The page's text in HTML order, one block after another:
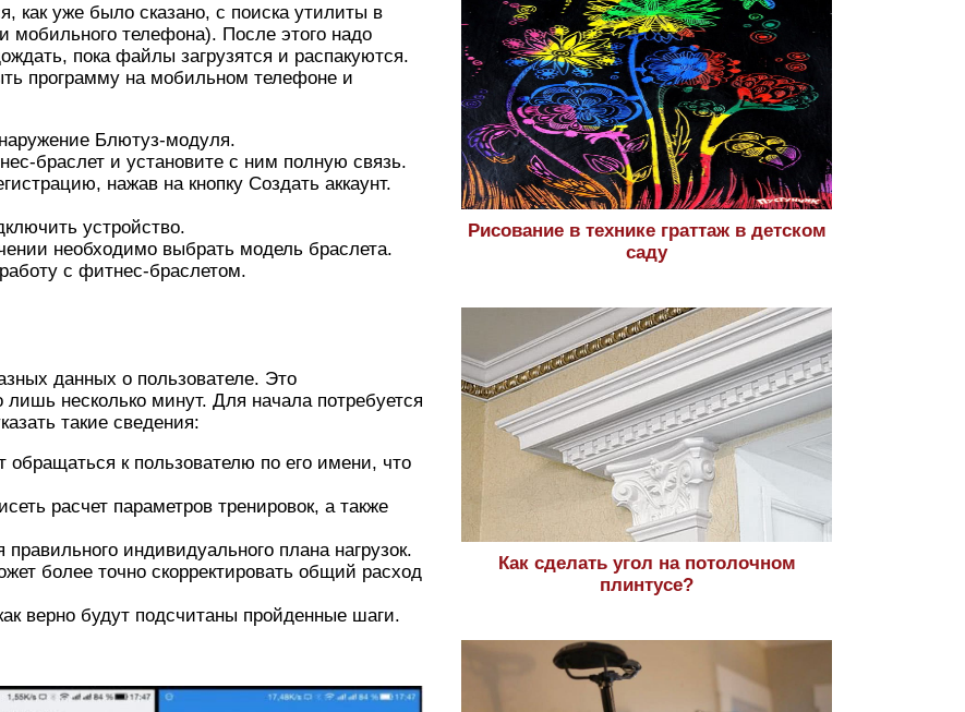
как уже было сказано, с поиска утилиты в
мобильного телефона). После этого надо
пока файлы загрузятся и распакуются.
программу на мобильном телефоне и
Блютуз-модуля.
браслет и установите с ним полную связь.
нажав на кнопку Создать аккаунт.
устройство.
необходимо выбрать модель браслета.
с фитнес-браслетом.
данных о пользователе. Это
несколько минут. Для начала потребуется
такие сведения:
к пользователю по его имени, что
расчет параметров тренировок, а также
индивидуального плана нагрузок.
более точно скорректировать общий расход
верно будут подсчитаны пройденные шаги.
Рисование в технике граттаж в детском
саду
Как сделать угол на потолочном
плинтусе?